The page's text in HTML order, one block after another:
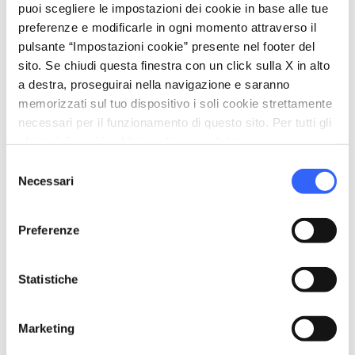
puoi scegliere le impostazioni dei cookie in base alle tue
preferenze e modificarle in ogni momento attraverso il
pulsante “Impostazioni cookie” presente nel footer del
sito. Se chiudi questa finestra con un click sulla X in alto
a destra, proseguirai nella navigazione e saranno
memorizzati sul tuo dispositivo i soli cookie strettamente
necessari per il funzionamento di questo sito. Per tutti gli
delNecessari
Preferenze
Statistiche
Marketing
Informazioni